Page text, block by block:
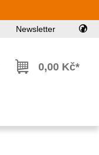
Newsletter
v seznamu přání
0,00 Kč*